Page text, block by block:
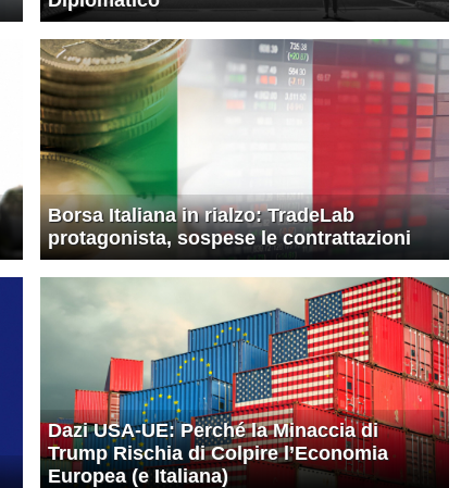
Borsa Italiana in rialzo: TradeLab
protagonista, sospese le contrattazioni
Dazi USA-UE: Perché la Minaccia di
Trump Rischia di Colpire l’Economia
Europea (e Italiana)